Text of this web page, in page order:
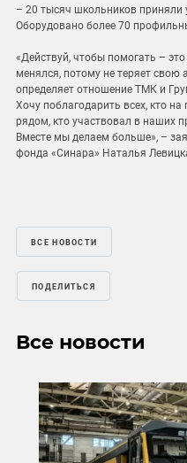
– 20 тысяч школьников приняли
Оборудовано более 70
«Действуй, чтобы помогать –
менялся, потому не теряет свою
определяет отношение ТМК и
Хочу поблагодарить всех, кто
рядом, кто участвовал в наших
Вместе мы делаем больше», –
фонда «Синара» Наталья
ВСЕ НОВОСТИ
ПОДЕЛИТЬСЯ
Все новости